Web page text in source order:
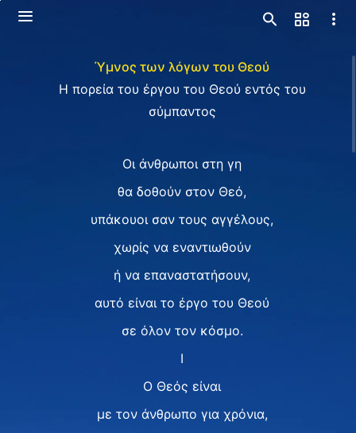
Ύμνος των λόγων του Θεού
H πορεία του έργου του Θεού εντός του
σύμπαντος
Οι άνθρωποι στη γη
θα δοθούν στον Θεό,
υπάκουοι σαν τους αγγέλους,
χωρίς να εναντιωθούν
ή να επαναστατήσουν,
αυτό είναι το έργο του Θεού
σε όλον τον κόσμο.
I
Ο Θεός είναι
με τον άνθρωπο για χρόνια,